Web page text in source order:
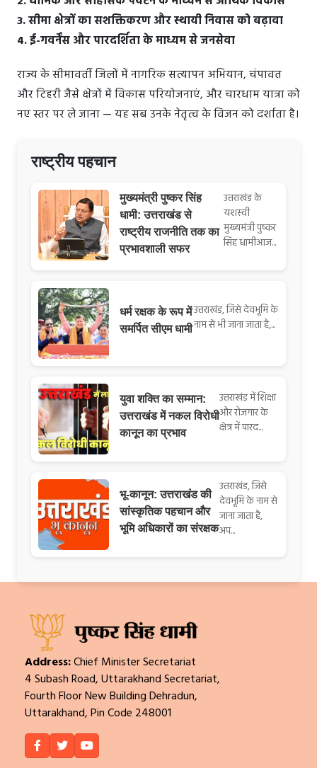
3. सीमा क्षेत्रों का सशक्तिकरण और स्थायी निवास को बढ़ावा
4. ई-गवर्नेंस और पारदर्शिता के माध्यम से जनसेवा
राज्य के सीमावर्ती जिलों में नागरिक सत्यापन अभियान, चंपावत
और टिहरी जैसे क्षेत्रों में विकास परियोजनाएं, और चारधाम यात्रा को
नए स्तर पर ले जाना — यह सब उनके नेतृत्व के विजन को दर्शाता है।
राष्ट्रीय पहचान
मुख्यमंत्री पुष्कर सिंह
धामी: उत्तराखंड से
राष्ट्रीय राजनीति तक का
प्रभावशाली सफर
उत्तराखंड के
यशस्वी
मुख्यमंत्री पुष्कर
सिंह धामीआज...
धर्म रक्षक के रूप में
समर्पित सीएम धामी
उत्तराखंड, जिसे देवभूमि के
नाम से भी जाना जाता है,...
युवा शक्ति का सम्मान:
उत्तराखंड में नकल विरोधी
कानून का प्रभाव
उत्तराखंड में शिक्षा
और रोजगार के
क्षेत्र में पारद...
भू-कानून: उत्तराखंड की
सांस्कृतिक पहचान और
भूमि अधिकारों का संरक्षक
उत्तराखंड, जिसे
देवभूमि के नाम से
जाना जाता है,
अप...
Address:Chief Minister Secretariat
4 Subash Road, Uttarakhand Secretariat,
Fourth Floor New Building Dehradun,
Uttarakhand, Pin Code 248001